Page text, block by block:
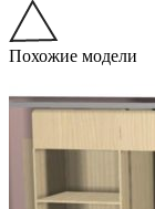
Похожие модели